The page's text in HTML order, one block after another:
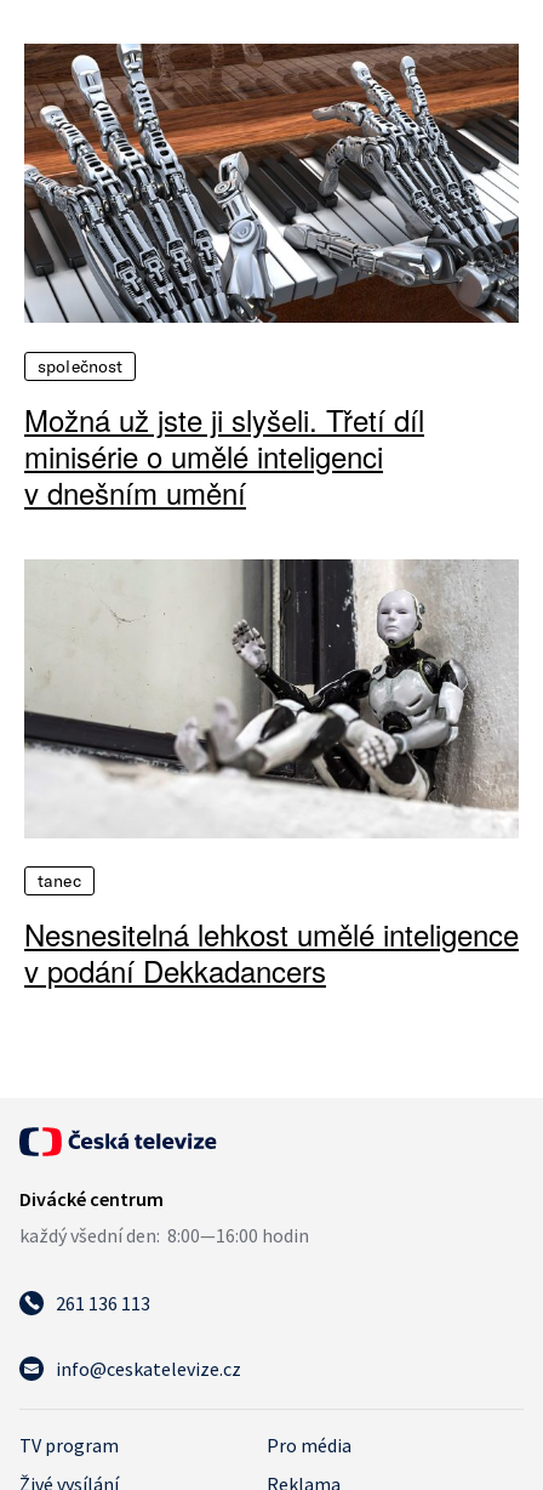
společnost
Možná už jste ji slyšeli. Třetí díl
minisérie o umělé inteligenci
v dnešním umění
tanec
Nesnesitelná lehkost umělé inteligence
v podání Dekkadancers
261 136 113
info@ceskatelevize.cz
TV program
Pro média
Živé vysílání
Reklama